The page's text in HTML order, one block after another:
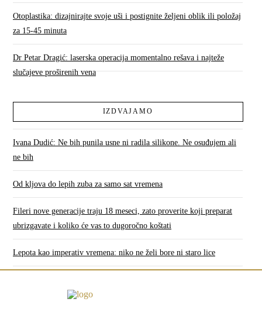
Otoplastika: dizajnirajte svoje uši i postignite željeni oblik ili položaj
za 15-45 minuta
Dr Petar Dragić: laserska operacija momentalno rešava i najteže
slučajeve proširenih vena
IZDVAJAMO
Ivana Dudić: Ne bih punila usne ni radila silikone. Ne osuđujem ali
ne bih
Od kljova do lepih zuba za samo sat vremena
Fileri nove generacije traju 18 meseci, zato proverite koji preparat
ubrizgavate i koliko će vas to dugoročno koštati
Lepota kao imperativ vremena: niko ne želi bore ni staro lice